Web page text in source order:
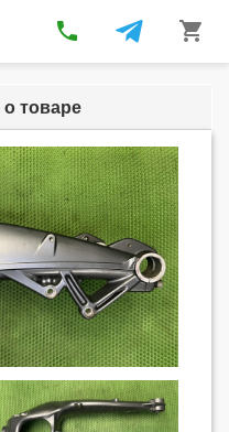
phone shopping_cart
товаре